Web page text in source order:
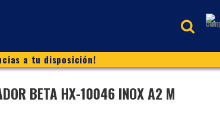
a tu disposición!
BETA HX-10046 INOX A2 M